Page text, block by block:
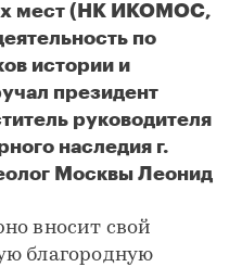
мест (НК ИКОМОС,
по
истории и
президент
руководителя
наследия г.
Москвы Леонид
вносит свой
благородную